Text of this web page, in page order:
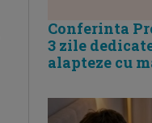
Conferinta
3 zile
alapteze cu